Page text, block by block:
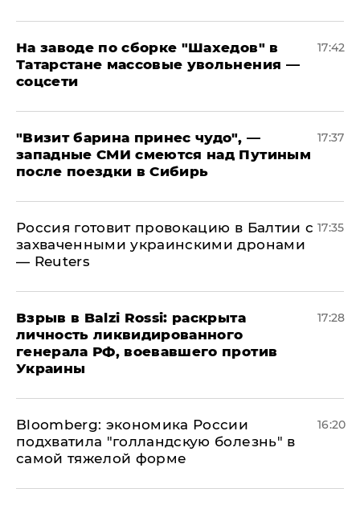
На заводе по сборке "Шахедов" в
Татарстане массовые увольнения —
соцсети
17:42
"Визит барина принес чудо", —
западные СМИ смеются над Путиным
после поездки в Сибирь
17:37
​Россия готовит провокацию в Балтии с
захваченными украинскими дронами
— Reuters
17:35
​Взрыв в Balzi Rossi: раскрыта
личность ликвидированного
генерала РФ, воевавшего против
Украины
17:28
Bloomberg: экономика России
подхватила "голландскую болезнь" в
самой тяжелой форме
16:20